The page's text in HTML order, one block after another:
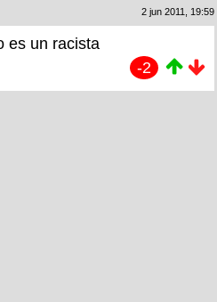
2 jun 2011, 19:59
es un racista
-2